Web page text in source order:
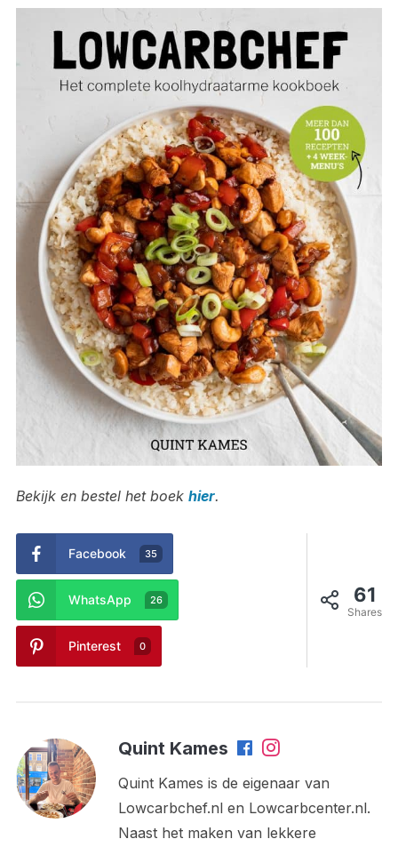
Bekijk en bestel het boek hier.
61
Shares
Facebook 35
WhatsApp 26
Pinterest 0
Quint Kames
Quint Kames is de eigenaar van
Lowcarbchef.nl en Lowcarbcenter.nl.
Naast het maken van lekkere